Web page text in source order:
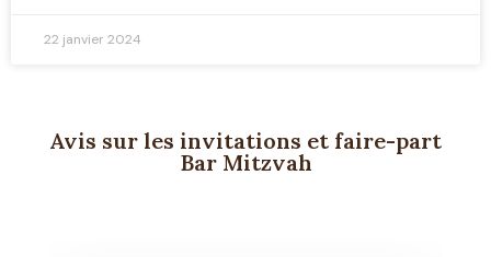
22 janvier 2024
Avis sur les invitations et faire-part
Bar Mitzvah